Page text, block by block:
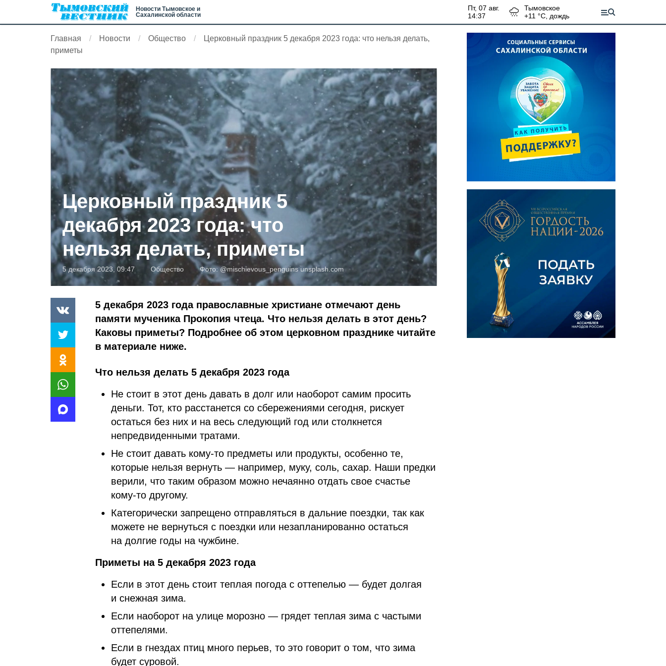
Новости Тымовское и
Сахалинской области
пт, 07 авг.
14:37
Тымовское
+11 °С, дождь
Главная Новости Общество
Церковный праздник 5 декабря 2023 года: что нельзя делать,
приметы
Церковный праздник 5
декабря 2023 года: что
нельзя делать, приметы
5 декабря 2023, 09:47 Общество Фото:@mischievous_penguins unsplash.com
5 декабря 2023 года православные христиане отмечают день
памяти мученика Прокопия чтеца. Что нельзя делать в этот день?
Каковы приметы? Подробнее об этом церковном празднике читайте
в материале ниже.
Что нельзя делать 5 декабря 2023 года
Не стоит в этот день давать в долг или наоборот самим просить
деньги. Тот, кто расстанется со сбережениями сегодня, рискует
остаться без них и на весь следующий год или столкнется
непредвиденными тратами.
Не стоит давать кому-то предметы или продукты, особенно те,
которые нельзя вернуть — например, муку, соль, сахар. Наши предки
верили, что таким образом можно нечаянно отдать свое счастье
кому-то другому.
Категорически запрещено отправляться в дальние поездки, так как
можете не вернуться с поездки или незапланированно остаться
на долгие годы на чужбине.
Приметы на 5 декабря 2023 года
Если в этот день стоит теплая погода с оттепелью — будет долгая
и снежная зима.
Если наоборот на улице морозно — грядет теплая зима с частыми
оттепелями.
Если в гнездах птиц много перьев, то это говорит о том, что зима
будет суровой.